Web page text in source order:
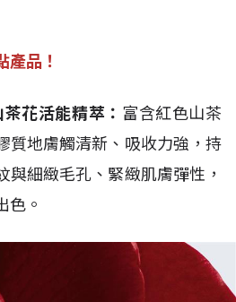
品！
花活能精萃： 富含紅色山茶
質地膚觸清新、吸收力強，持
與細緻毛孔、緊緻肌膚彈性，
色。